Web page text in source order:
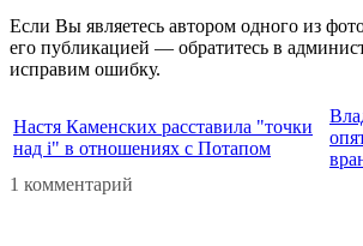
Если Вы являетесь автором одного из
его публикацией — обратитесь в
исправим ошибку.
Настя Каменских расставила "точки
над i" в отношениях с Потапом
1 комментарий